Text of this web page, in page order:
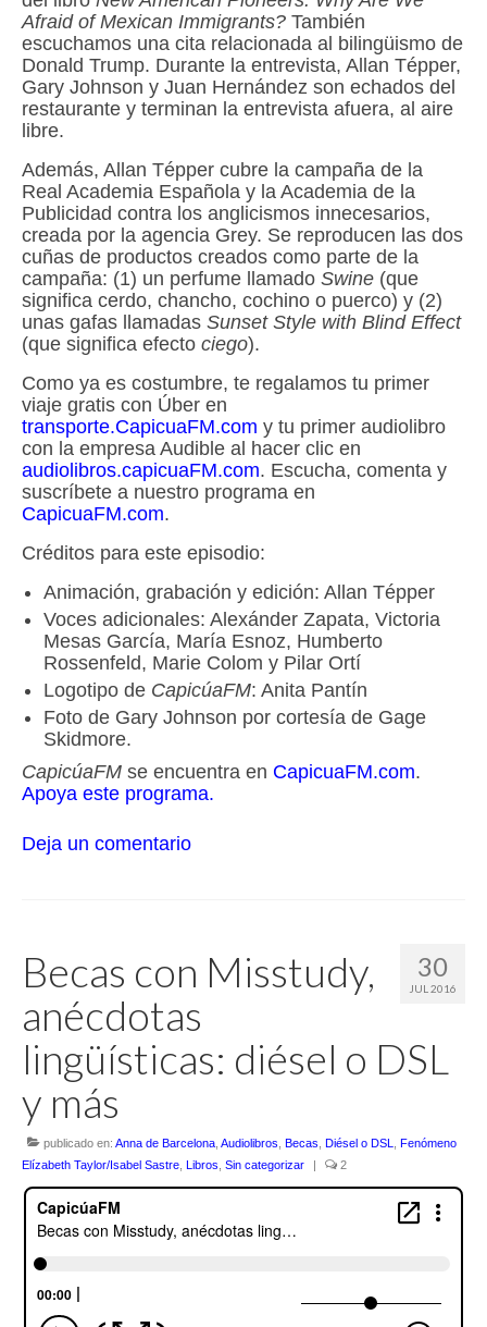
Afraid of Mexican Immigrants? También
escuchamos una cita relacionada al bilingüismo de
Donald Trump. Durante la entrevista, Allan Tépper,
Gary Johnson y Juan Hernández son echados del
restaurante y terminan la entrevista afuera, al aire
libre.
Además, Allan Tépper cubre la campaña de la
Real Academia Española y la Academia de la
Publicidad contra los anglicismos innecesarios,
creada por la agencia Grey. Se reproducen las dos
cuñas de productos creados como parte de la
campaña: (1) un perfume llamado Swine (que
significa cerdo, chancho, cochino o puerco) y (2)
unas gafas llamadas Sunset Style with Blind Effect
(que significa efecto ciego).
Como ya es costumbre, te regalamos tu primer
viaje gratis con Úber en
transporte.CapicuaFM.com y tu primer audiolibro
con la empresa Audible al hacer clic en
audiolibros.capicuaFM.com. Escucha, comenta y
suscríbete a nuestro programa en
CapicuaFM.com.
Créditos para este episodio:
Animación, grabación y edición: Allan Tépper
Voces adicionales: Alexánder Zapata, Victoria
Mesas García, María Esnoz, Humberto
Rossenfeld, Marie Colom y Pilar Ortí
Logotipo de CapicúaFM: Anita Pantín
Foto de Gary Johnson por cortesía de Gage
Skidmore.
CapicúaFM se encuentra en CapicuaFM.com.
Apoya este programa.
Deja un comentario
30
JUL 2016
Becas con Misstudy,
anécdotas
lingüísticas: diésel o DSL
y más
publicado en: Anna de Barcelona Audiolibros Becas Diésel o DSL
Fenómeno
Elízabeth Taylor/Isabel Sastre Libros Sin categorizar | 2